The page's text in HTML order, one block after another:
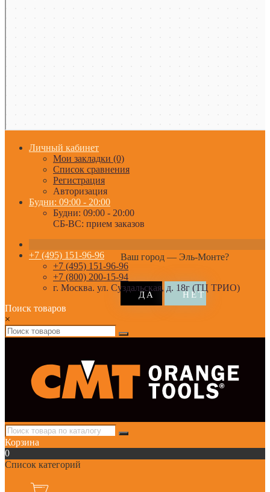
Личный кабинет
Мои закладки (0)
Список сравнения
Регистрация
Авторизация
Будни: 09:00 - 20:00
Будни: 09:00 - 20:00
СБ-ВС: прием заказов
Ваш город — Эль-Монте?
+7 (495) 151-96-96
+7 (495) 151-96-96
+7 (800) 200-15-94
г. Москва. ул. Суздальская, д. 18г (ТЦ ТРИО)
Поиск товаров
×
Корзина
0
Список категорий